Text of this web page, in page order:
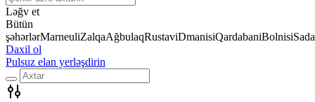
Ləğv et
Bütün
şəhərlərMarneuliZalqaAğbulaqRustaviDmanisiQardabaniBolnisi
Daxil ol
Pulsuz elan yerləşdirin